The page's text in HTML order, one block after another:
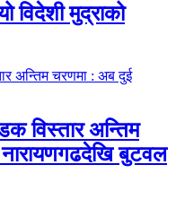
विदेशी मुद्राको
विस्तार अन्तिम
बुटवल